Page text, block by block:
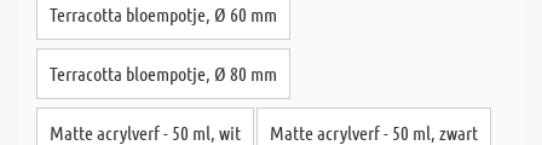
Terracotta bloempotje, Ø 60 mm
Terracotta bloempotje, Ø 80 mm
Matte acrylverf - 50 ml, wit Matte acrylverf - 50 ml, zwart